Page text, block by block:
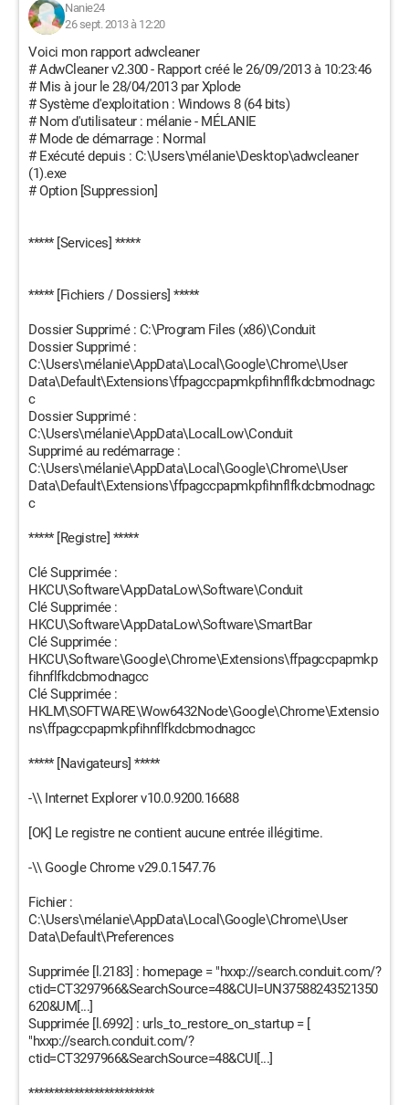
Nanie24
26 sept. 2013 à 12:20
Voici mon rapport adwcleaner
# AdwCleaner v2.300 - Rapport créé le 26/09/2013 à 10:23:46
# Mis à jour le 28/04/2013 par Xplode
# Système d'exploitation : Windows 8 (64 bits)
# Nom d'utilisateur : mélanie - MÉLANIE
# Mode de démarrage : Normal
# Exécuté depuis : C:\Users\mélanie\Desktop\adwcleaner
(1).exe
# Option [Suppression]
***** [Services] *****
***** [Fichiers / Dossiers] *****
Dossier Supprimé : C:\Program Files (x86)\Conduit
Dossier Supprimé :
C:\Users\mélanie\AppData\Local\Google\Chrome\User
Data\Default\Extensions\ffpagccpapmkpfihnflfkdcbmodnagc
c
Dossier Supprimé :
C:\Users\mélanie\AppData\LocalLow\Conduit
Supprimé au redémarrage :
C:\Users\mélanie\AppData\Local\Google\Chrome\User
Data\Default\Extensions\ffpagccpapmkpfihnflfkdcbmodnagc
c
***** [Registre] *****
Clé Supprimée :
HKCU\Software\AppDataLow\Software\Conduit
Clé Supprimée :
HKCU\Software\AppDataLow\Software\SmartBar
Clé Supprimée :
HKCU\Software\Google\Chrome\Extensions\ffpagccpapmkp
fihnflfkdcbmodnagcc
Clé Supprimée :
HKLM\SOFTWARE\Wow6432Node\Google\Chrome\Extensio
ns\ffpagccpapmkpfihnflfkdcbmodnagcc
***** [Navigateurs] *****
-\\ Internet Explorer v10.0.9200.16688
[OK] Le registre ne contient aucune entrée illégitime.
-\\ Google Chrome v29.0.1547.76
Fichier :
C:\Users\mélanie\AppData\Local\Google\Chrome\User
Data\Default\Preferences
Supprimée [l.2183] : homepage = "hxxp://search.conduit.com/?
ctid=CT3297966&SearchSource=48&CUI=UN37588243521350
620&UM[...]
Supprimée [l.6992] : urls_to_restore_on_startup = [
"hxxp://search.conduit.com/?
ctid=CT3297966&SearchSource=48&CUI[...]
*************************